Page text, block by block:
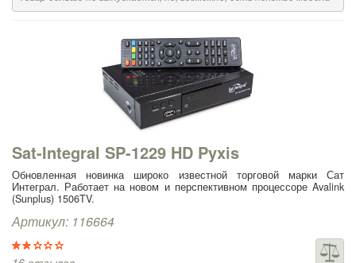
Sat-Integral SP-1229 HD Pyxis
Обновленная новинка широко известной торговой марки Сат
Интеграл. Работает на новом и перспективном процессоре Avalink
(Sunplus) 1506TV.
Артикул: 116664